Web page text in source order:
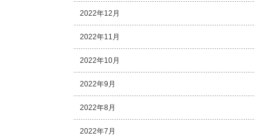
2022年12月
2022年11月
2022年10月
2022年9月
2022年8月
2022年7月